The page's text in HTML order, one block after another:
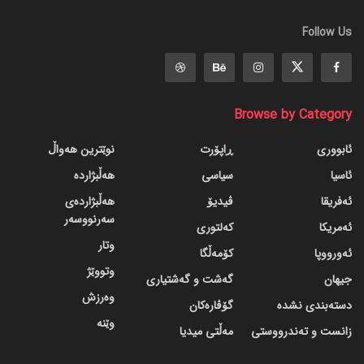
Follow Us
Browse by Category
ئابووری
ئاسیا
ئەفریقا
ئەمریکا
ئەورووپا
جیهان
دسته‌بندی نشده
زانست و تەندرووستی
ڕاپۆرت
سیاسی
ڤیدیۆ
کەلتوری
کۆمەڵگا
گه‌شت و گه‌شتیاری
گۆڤاره‌کان
مەڵتی میدیا
نوێترین هەواڵ
هەڵبژاردە
هەڵبژاردەی
سەرنووسەر
وتار
وتووێژ
وەرزش
وێنە